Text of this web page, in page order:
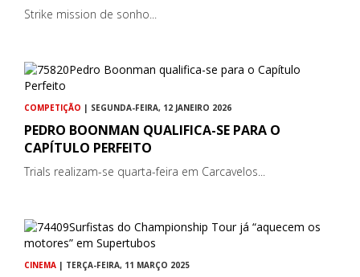
Strike mission de sonho...
COMPETIÇÃO | SEGUNDA-FEIRA, 12 JANEIRO 2026
PEDRO BOONMAN QUALIFICA-SE PARA O
CAPÍTULO PERFEITO
Trials realizam-se quarta-feira em Carcavelos...
CINEMA | TERÇA-FEIRA, 11 MARÇO 2025